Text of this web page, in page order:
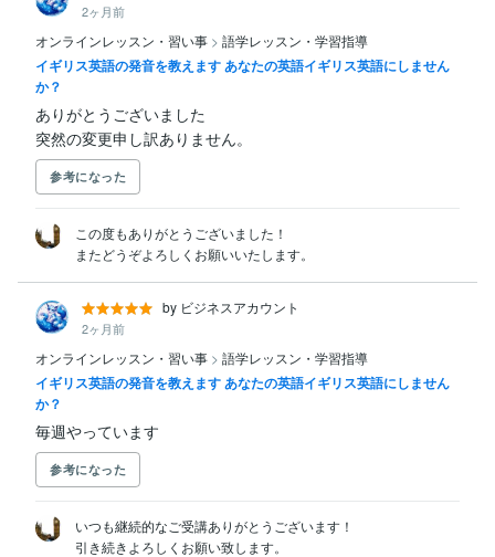
2ヶ月前
オンラインレッスン・習い事 > 語学レッスン・学習指導
イギリス英語の発音を教えます あなたの英語イギリス英語にしません
か？
ありがとうございました
突然の変更申し訳ありません。
参考になった
この度もありがとうございました！
またどうぞよろしくお願いいたします。
by ビジネスアカウント
2ヶ月前
オンラインレッスン・習い事 > 語学レッスン・学習指導
イギリス英語の発音を教えます あなたの英語イギリス英語にしません
か？
毎週やっています
参考になった
いつも継続的なご受講ありがとうございます！
引き続きよろしくお願い致します。